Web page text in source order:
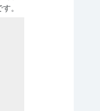
。